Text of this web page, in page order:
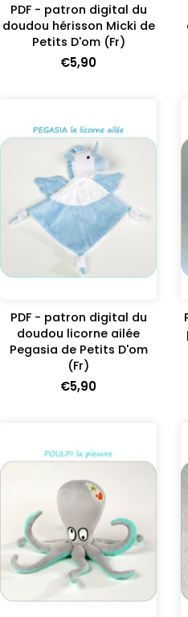
PDF - patron digital du
doudou hérisson Micki de
Petits D'om (Fr)
€5,90
PDF - patron digital du
doudou licorne ailée
Pegasia de Petits D'om
(Fr)
€5,90